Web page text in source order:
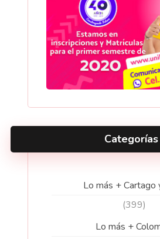
Categorías
Lo más + Cartago
(399)
Lo más +